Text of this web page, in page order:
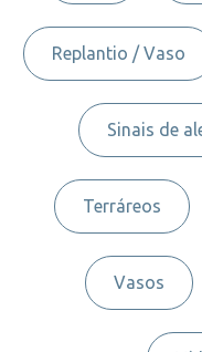
Replantio / Vaso
Sinais de
Terráreos
Vasos